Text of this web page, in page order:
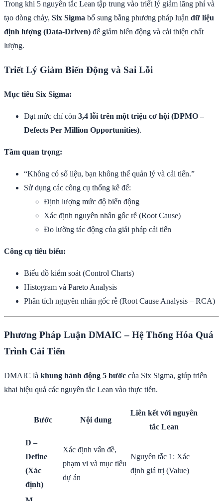
Trong khi 5 nguyên tắc Lean tập trung vào triết lý giảm lãng phí và
tạo dòng chảy, Six Sigma bổ sung bằng phương pháp luận dữ liệu
định lượng (Data-Driven) để giảm biến động và cải thiện chất
lượng.
Triết Lý Giảm Biến Động và Sai Lỗi
Mục tiêu Six Sigma:
Đạt mức chỉ còn 3,4 lỗi trên một triệu cơ hội (DPMO –
Defects Per Million Opportunities).
Tầm quan trọng:
“Không có số liệu, bạn không thể quản lý và cải tiến.”
Sử dụng các công cụ thống kê để:
Định lượng mức độ biến động
Xác định nguyên nhân gốc rễ (Root Cause)
Đo lường tác động của giải pháp cải tiến
Công cụ tiêu biểu:
Biểu đồ kiểm soát (Control Charts)
Histogram và Pareto Analysis
Phân tích nguyên nhân gốc rễ (Root Cause Analysis – RCA)
Phương Pháp Luận DMAIC – Hệ Thống Hóa Quá
Trình Cải Tiến
DMAIC là khung hành động 5 bước của Six Sigma, giúp triển
khai hiệu quả các nguyên tắc Lean vào thực tiễn.
Bước Nội dung
Liên kết với nguyên
tắc Lean
D –
Define
(Xác
định)
Xác định vấn đề,
phạm vi và mục tiêu
dự án
Nguyên tắc 1: Xác
định giá trị (Value)